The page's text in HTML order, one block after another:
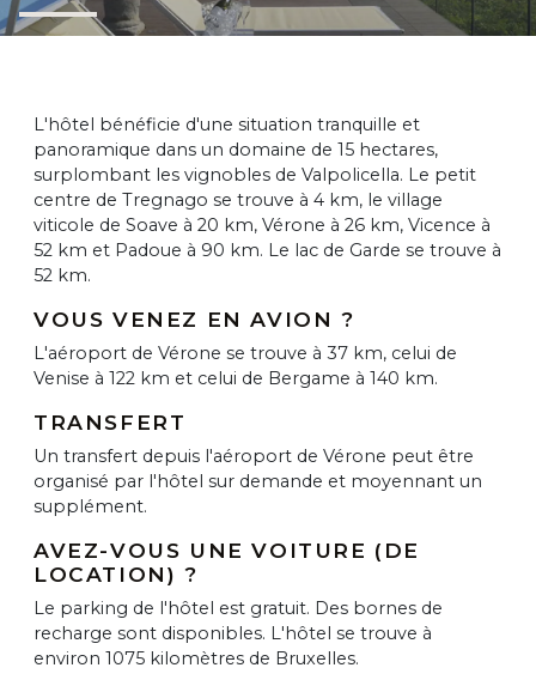
L'hôtel bénéficie d'une situation tranquille et
panoramique dans un domaine de 15 hectares,
surplombant les vignobles de Valpolicella. Le petit
centre de Tregnago se trouve à 4 km, le village
viticole de Soave à 20 km, Vérone à 26 km, Vicence à
52 km et Padoue à 90 km. Le lac de Garde se trouve à
52 km.
VOUS VENEZ EN AVION ?
L'aéroport de Vérone se trouve à 37 km, celui de
Venise à 122 km et celui de Bergame à 140 km.
TRANSFERT
Un transfert depuis l'aéroport de Vérone peut être
organisé par l'hôtel sur demande et moyennant un
supplément.
AVEZ-VOUS UNE VOITURE (DE
LOCATION) ?
Le parking de l'hôtel est gratuit. Des bornes de
recharge sont disponibles. L'hôtel se trouve à
environ 1075 kilomètres de Bruxelles.